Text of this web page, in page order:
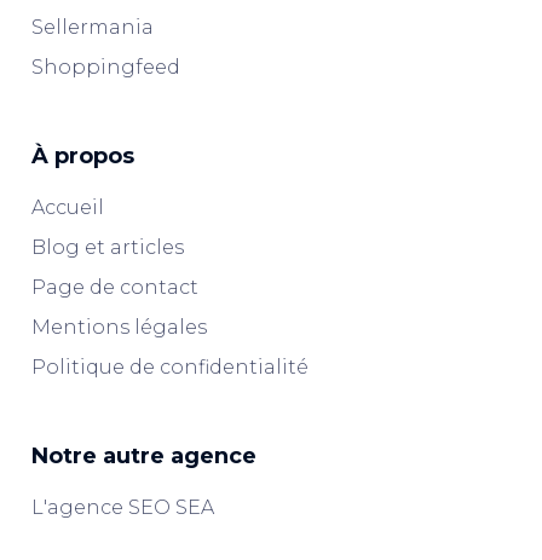
Sellermania
Shoppingfeed
À propos
Accueil
Blog et articles
Page de contact
Mentions légales
Politique de confidentialité
Notre autre agence
L'agence SEO SEA